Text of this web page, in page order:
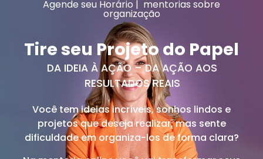
Agende seu Horário | mentorias sobre
organização
Tire seu Projeto do Papel
DA IDEIA À AÇÃO – DA AÇÃO AOS
RESULTADOS REAIS
Você tem ideias incríveis, sonhos lindos e
projetos que deseja realizar, mas sente
dificuldade em organiza-los de forma clara?